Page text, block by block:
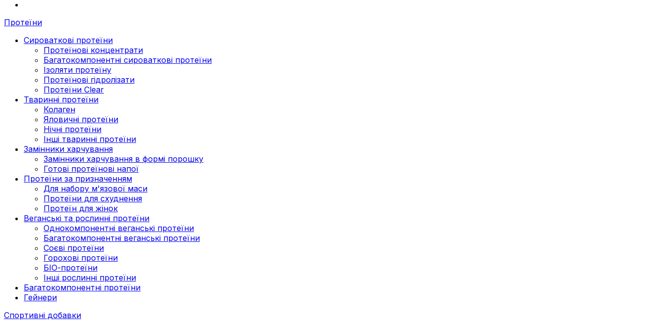
Протеїни
Сироваткові протеїни
Протеїнові концентрати
Багатокомпонентні сироваткові протеїни
Ізоляти протеїну
Протеїнові гідролізати
Протеїни Clear
Тваринні протеїни
Колаген
Яловичні протеїни
Нічні протеїни
Інші тваринні протеїни
Замінники харчування
Замінники харчування в формі порошку
Готові протеїнові напої
Протеїни за призначенням
Для набору м'язової маси
Протеїни для схуднення
Протеїн для жінок
Веганські та рослинні протеїни
Однокомпонентні веганські протеїни
Багатокомпонентні веганські протеїни
Cоєві протеїни
Горохові протеїни
БІО-протеїни
Інші рослинні протеїни
Багатокомпонентні протеїни
Гейнери
Спортивні добавки